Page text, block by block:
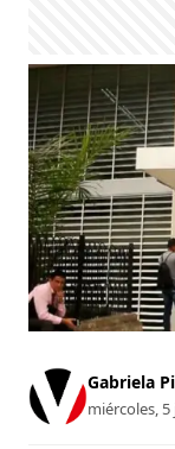
Gabriela
miércoles, 5